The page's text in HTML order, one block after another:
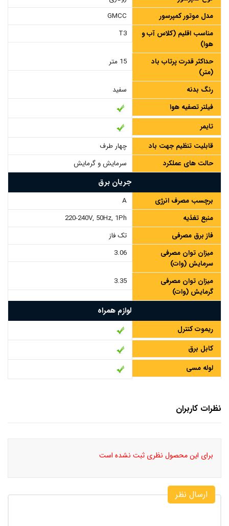
مدل موتور کمپرسور
GMCC
مناسب اقلیم (کلاس آب و
هوا)
T3
حداکثر قدرت پرتاب باد
(متر)
15 متر
رنگ بدنه
سفید
فیلتر تصفیه هوا
تایمر
قابلیت تنظیم جهت باد
چهار طرف
حالت های عملکرد
سرمایش و گرمایش
جریان برق
برچسب مصرف انرژی
A
منبع تغذیه
220-240V, 50Hz, 1Ph
فاز برق مصرفی
تک فاز
میزان توان مصرفی
سرمایش (وات)
3.06
میزان توان مصرفی
گرمایش (وات)
3.35
لوازم همراه
ریموت کنترل
کابل برق
لوله مسی
نظرات کاربران
برای این محصول نظری ثبت نشده است
ارسال نظر